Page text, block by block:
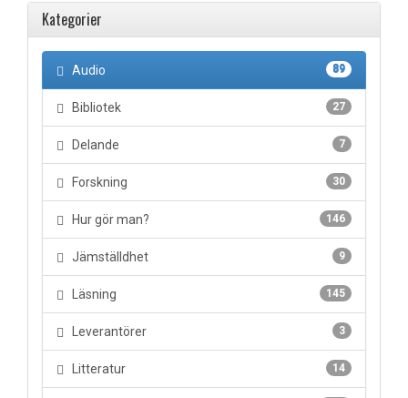
Kategorier
89
Audio
27
Bibliotek
7
Delande
30
Forskning
146
Hur gör man?
9
Jämställdhet
145
Läsning
3
Leverantörer
14
Litteratur